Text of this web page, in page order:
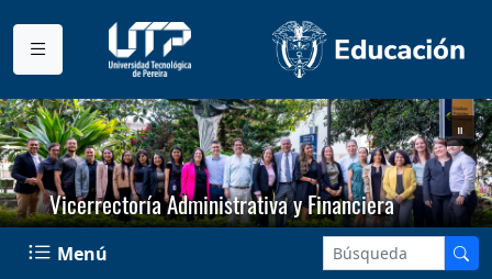
Vicerrectoría Administrativa y Financiera
Menú